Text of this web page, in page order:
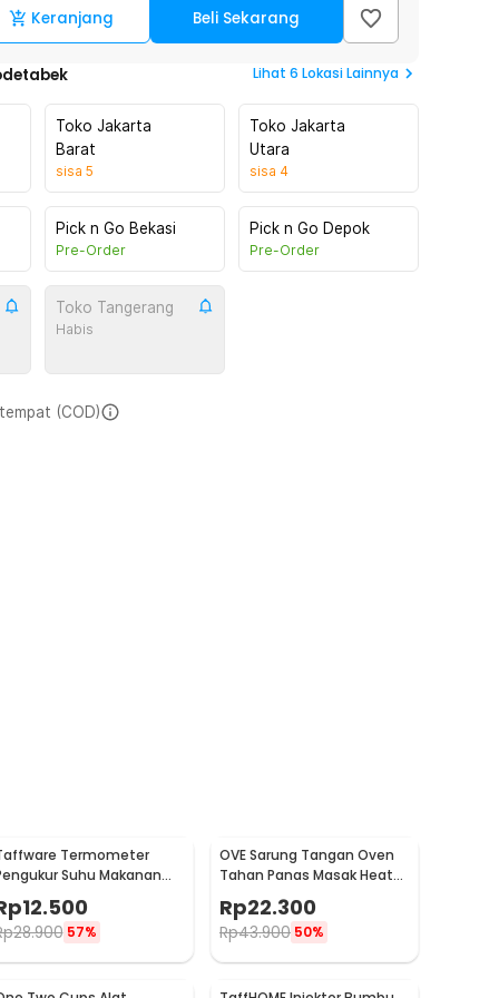
Keranjang Beli Sekarang
Lihat 6 Lokasi Lainnya
Toko Jakarta
Barat
sisa 5
Toko Jakarta
Utara
sisa 4
Pick n Go Bekasi
Pre-Order
Pick n Go Depok
Pre-Order
Toko Tangerang
Habis
(COD)
Termometer
Suhu Makanan
12.500
28.900 57%
OVE Sarung Tangan Oven
Tahan Panas Masak Heat
Resistant Gloves - 540F
Rp22.300
Rp43.900 50%